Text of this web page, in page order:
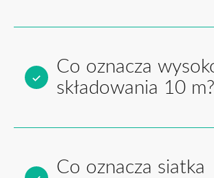
Co oznacza
składowania 10 m?
Co oznacza siatka